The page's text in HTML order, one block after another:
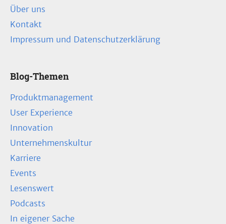
Über uns
Kontakt
Impressum und Datenschutzerklärung
Blog-Themen
Produktmanagement
User Experience
Innovation
Unternehmenskultur
Karriere
Events
Lesenswert
Podcasts
In eigener Sache